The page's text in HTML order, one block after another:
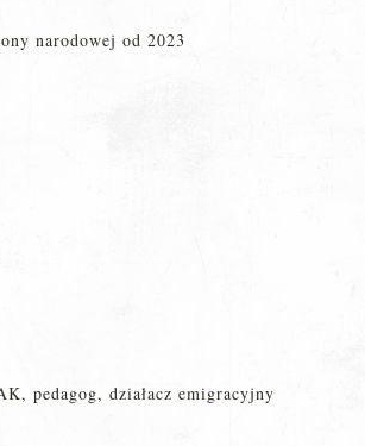
narodowej od 2023
pedagog, działacz emigracyjny